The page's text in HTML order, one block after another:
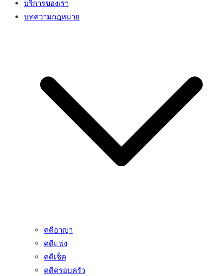
บริการของเรา
บทความกฎหมาย
คดีอาญา
คดีแพ่ง
คดีเช็ค
คดีครอบครัว